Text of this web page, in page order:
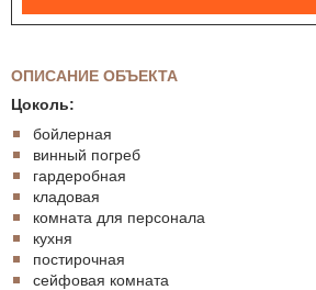
ОПИСАНИЕ ОБЪЕКТА
Цоколь:
бойлерная
винный погреб
гардеробная
кладовая
комната для персонала
кухня
постирочная
сейфовая комната